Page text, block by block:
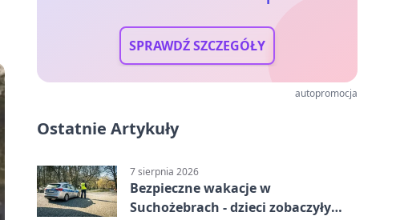
SPRAWDŹ SZCZEGÓŁY
autopromocja
Ostatnie Artykuły
7 sierpnia 2026
Bezpieczne wakacje w
Suchożebrach - dzieci zobaczyły